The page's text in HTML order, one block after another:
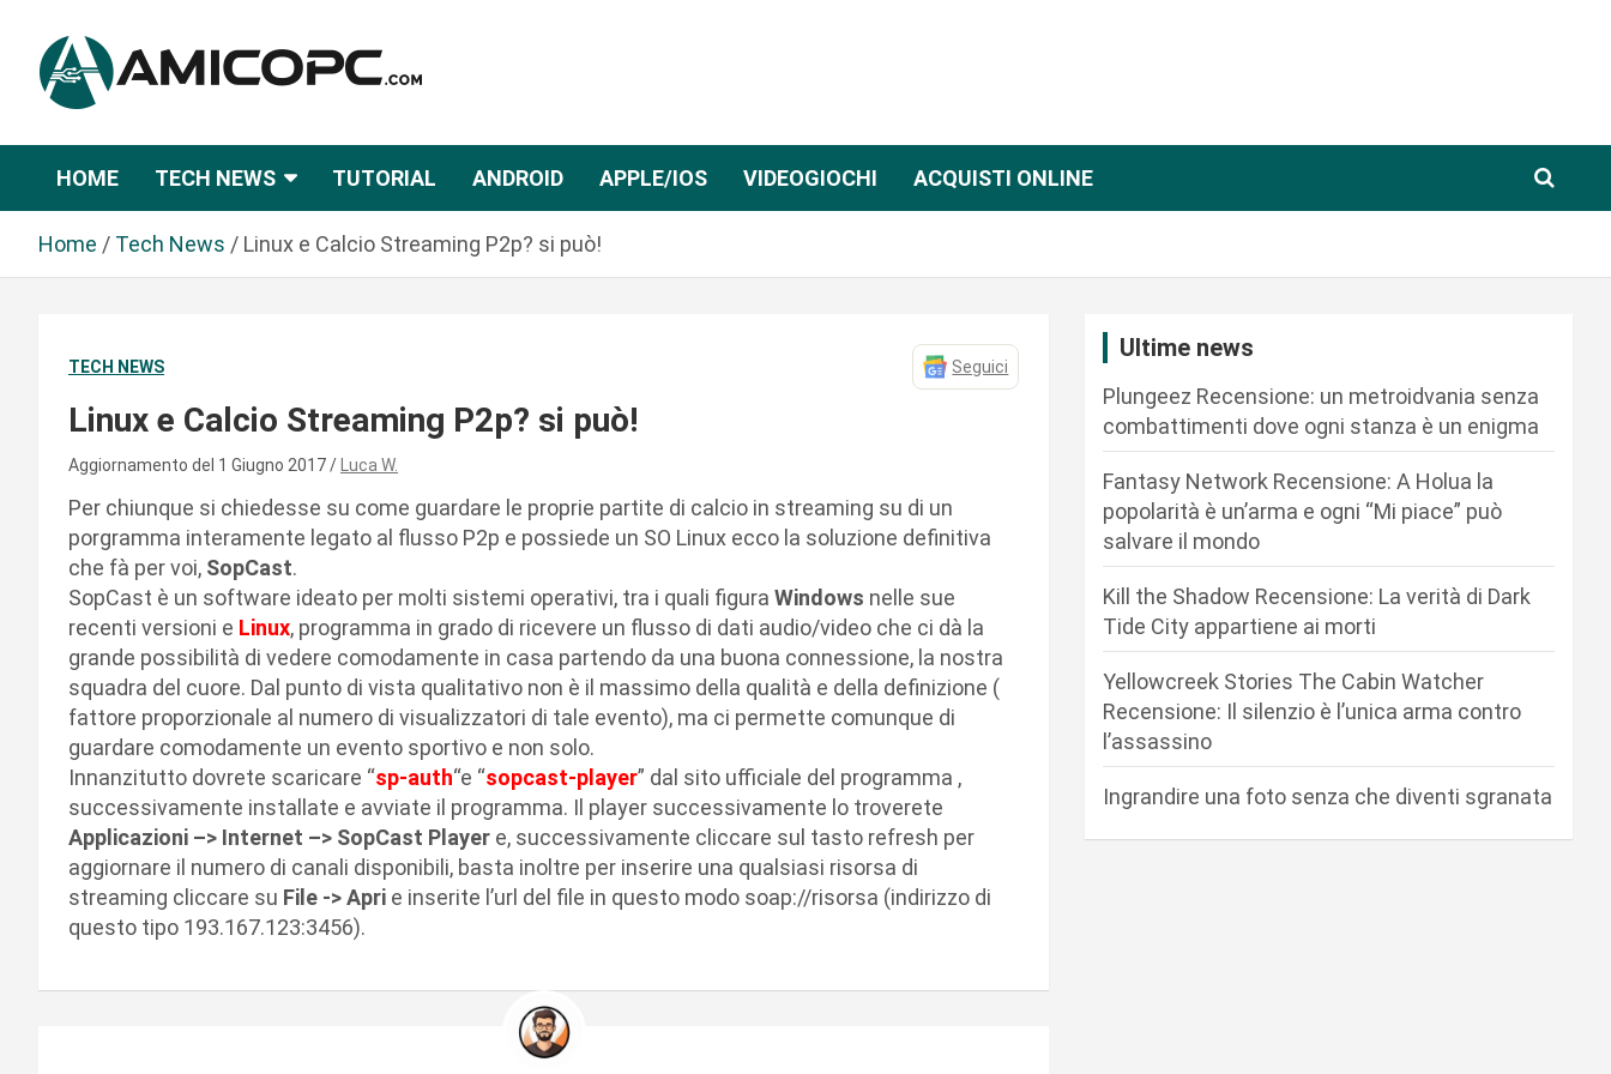
n
Amicopc.com
HOME TECH NEWS TUTORIAL ANDROID APPLE/IOS VIDEOGIOCHI ACQUISTI ONLINE
Home Tech News Linux e Calcio Streaming P2p? si può!
TECH NEWS Seguici
Linux e Calcio Streaming P2p? si può!
Aggiornamento del 1 Giugno 2017 Luca W.
Per chiunque si chiedesse su come guardare le proprie partite di calcio in streaming su di un
porgramma interamente legato al flusso P2p e possiede un SO Linux ecco la soluzione definitiva
che fà per voi, SopCast.
SopCast è un software ideato per molti sistemi operativi, tra i quali figura Windows nelle sue
recenti versioni e Linux, programma in grado di ricevere un flusso di dati audio/video che ci dà la
grande possibilità di vedere comodamente in casa partendo da una buona connessione, la nostra
squadra del cuore. Dal punto di vista qualitativo non è il massimo della qualità e della definizione (
fattore proporzionale al numero di visualizzatori di tale evento), ma ci permette comunque di
guardare comodamente un evento sportivo e non solo.
Innanzitutto dovrete scaricare “sp-auth“e “sopcast-player” dal sito ufficiale del programma ,
successivamente installate e avviate il programma. Il player successivamente lo troverete
Applicazioni –> Internet –> SopCast Player e, successivamente cliccare sul tasto refresh per
aggiornare il numero di canali disponibili, basta inoltre per inserire una qualsiasi risorsa di
streaming cliccare su File -> Apri e inserite l’url del file in questo modo soap://risorsa (indirizzo di
questo tipo 193.167.123:3456).
Ultime news
Plungeez Recensione: un metroidvania senza
combattimenti dove ogni stanza è un enigma
Fantasy Network Recensione: A Holua la
popolarità è un’arma e ogni “Mi piace” può
salvare il mondo
Kill the Shadow Recensione: La verità di Dark
Tide City appartiene ai morti
Yellowcreek Stories The Cabin Watcher
Recensione: Il silenzio è l’unica arma contro
l’assassino
Ingrandire una foto senza che diventi sgranata